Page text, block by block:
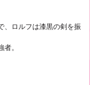
、ロルフは漆黒の剣を振
。